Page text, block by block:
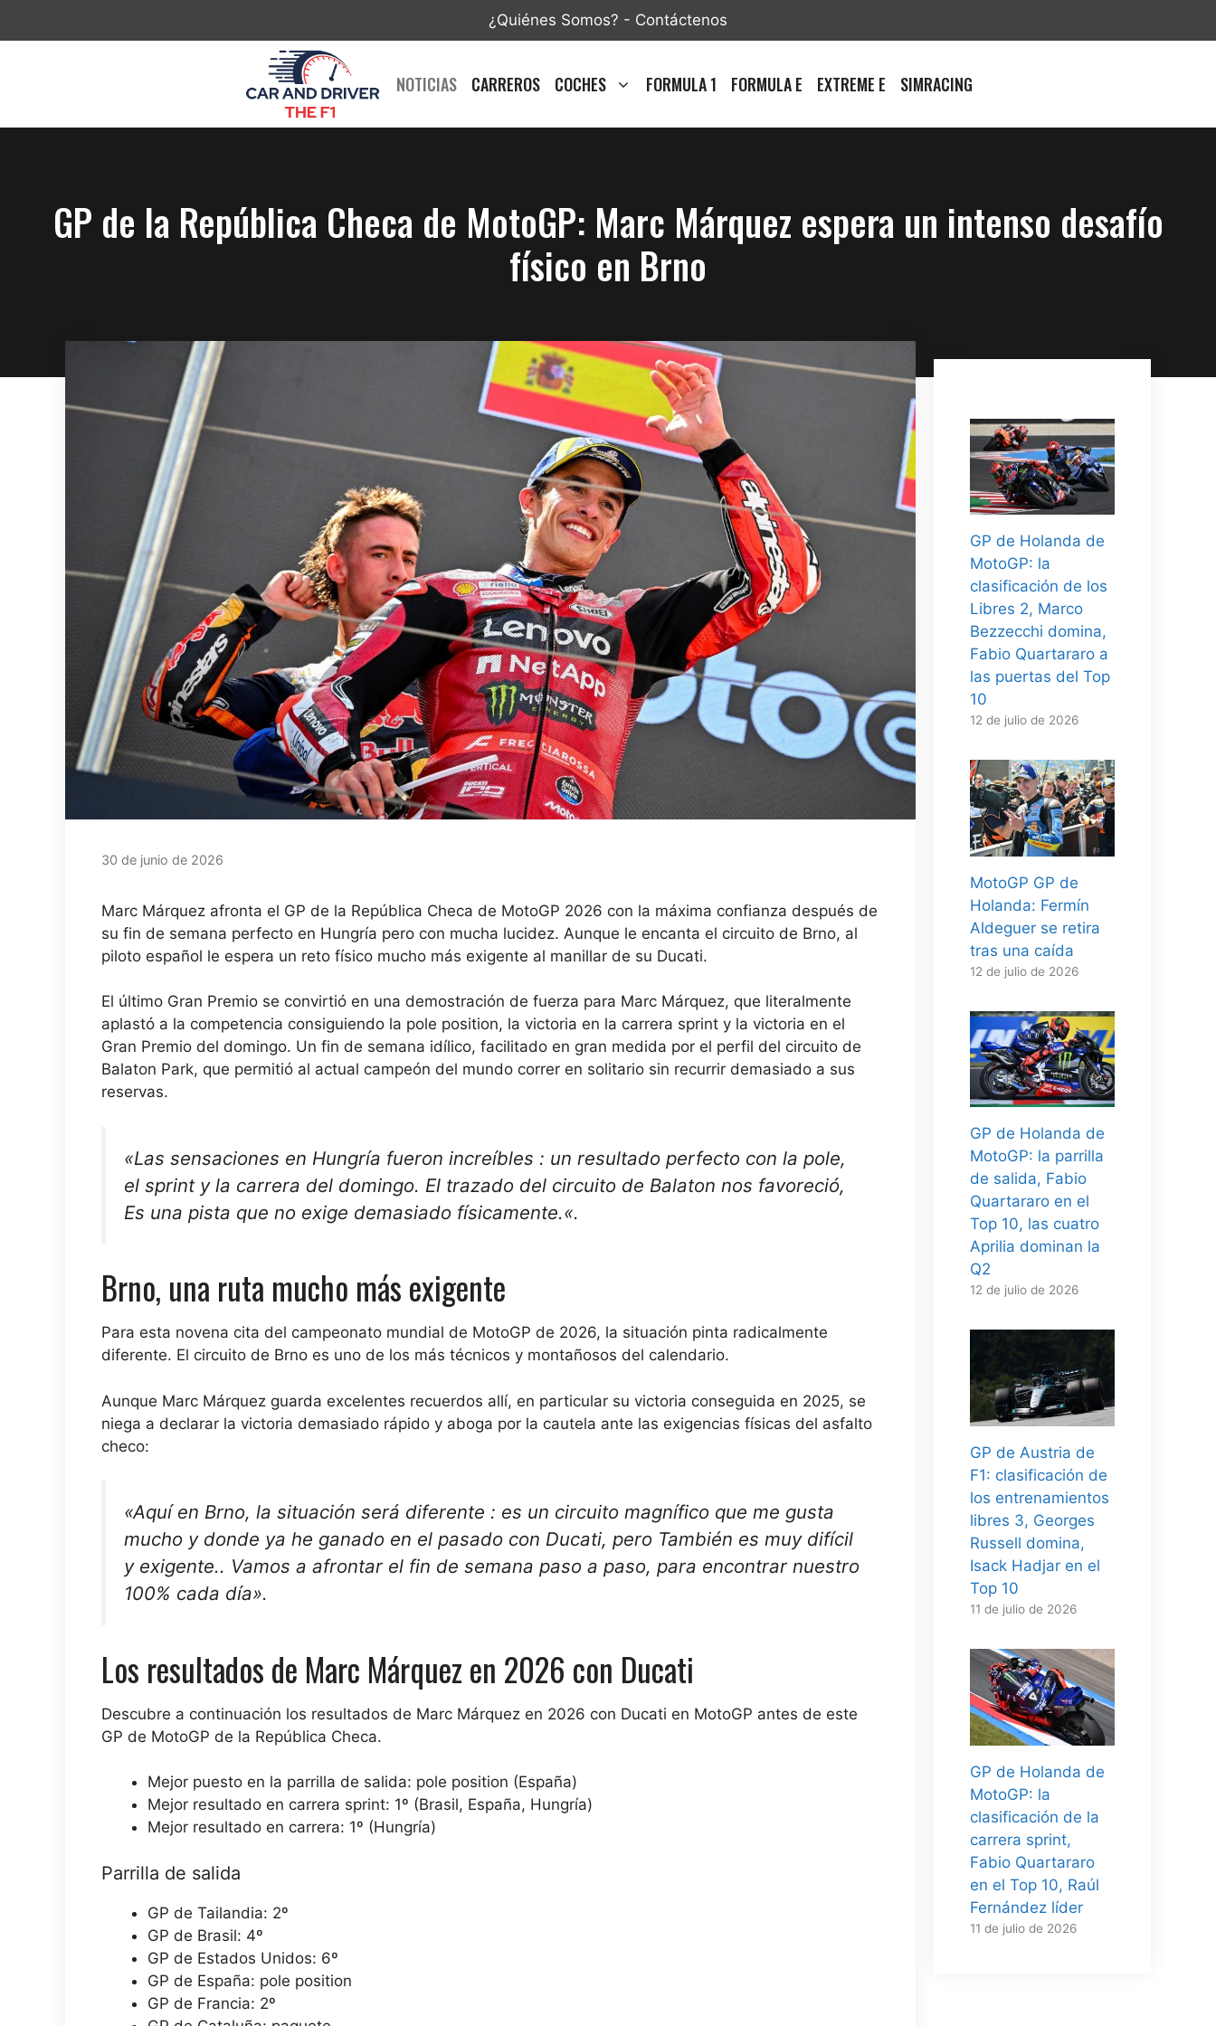
¿Quiénes Somos? - Contáctenos
NOTICIAS CARREROS COCHES FORMULA 1 FORMULA E EXTREME E SIMRACING
GP de la República Checa de MotoGP: Marc Márquez espera un intenso desafío
físico en Brno
30 de junio de 2026
Marc Márquez afronta el GP de la República Checa de MotoGP 2026 con la máxima confianza después de
su fin de semana perfecto en Hungría pero con mucha lucidez. Aunque le encanta el circuito de Brno, al
piloto español le espera un reto físico mucho más exigente al manillar de su Ducati.
El último Gran Premio se convirtió en una demostración de fuerza para Marc Márquez, que literalmente
aplastó a la competencia consiguiendo la pole position, la victoria en la carrera sprint y la victoria en el
Gran Premio del domingo. Un fin de semana idílico, facilitado en gran medida por el perfil del circuito de
Balaton Park, que permitió al actual campeón del mundo correr en solitario sin recurrir demasiado a sus
reservas.
«Las sensaciones en Hungría fueron increíbles : un resultado perfecto con la pole,
el sprint y la carrera del domingo. El trazado del circuito de Balaton nos favoreció,
Es una pista que no exige demasiado físicamente.«.
Brno, una ruta mucho más exigente
Para esta novena cita del campeonato mundial de MotoGP de 2026, la situación pinta radicalmente
diferente. El circuito de Brno es uno de los más técnicos y montañosos del calendario.
Aunque Marc Márquez guarda excelentes recuerdos allí, en particular su victoria conseguida en 2025, se
niega a declarar la victoria demasiado rápido y aboga por la cautela ante las exigencias físicas del asfalto
checo:
«Aquí en Brno, la situación será diferente : es un circuito magnífico que me gusta
mucho y donde ya he ganado en el pasado con Ducati, pero También es muy difícil
y exigente.. Vamos a afrontar el fin de semana paso a paso, para encontrar nuestro
100% cada día».
Los resultados de Marc Márquez en 2026 con Ducati
Descubre a continuación los resultados de Marc Márquez en 2026 con Ducati en MotoGP antes de este
GP de MotoGP de la República Checa.
Mejor puesto en la parrilla de salida: pole position (España)
Mejor resultado en carrera sprint: 1º (Brasil, España, Hungría)
Mejor resultado en carrera: 1º (Hungría)
Parrilla de salida
GP de Tailandia: 2º
GP de Brasil: 4º
GP de Estados Unidos: 6º
GP de España: pole position
GP de Francia: 2º
GP de Holanda de
MotoGP: la
clasificación de los
Libres 2, Marco
Bezzecchi domina,
Fabio Quartararo a
las puertas del Top
10
12 de julio de 2026
MotoGP GP de
Holanda: Fermín
Aldeguer se retira
tras una caída
12 de julio de 2026
GP de Holanda de
MotoGP: la parrilla
de salida, Fabio
Quartararo en el
Top 10, las cuatro
Aprilia dominan la
Q2
12 de julio de 2026
GP de Austria de
F1: clasificación de
los entrenamientos
libres 3, Georges
Russell domina,
Isack Hadjar en el
Top 10
11 de julio de 2026
GP de Holanda de
MotoGP: la
clasificación de la
carrera sprint,
Fabio Quartararo
en el Top 10, Raúl
Fernández líder
11 de julio de 2026